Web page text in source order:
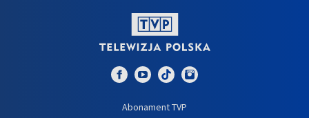
Abonament TVP